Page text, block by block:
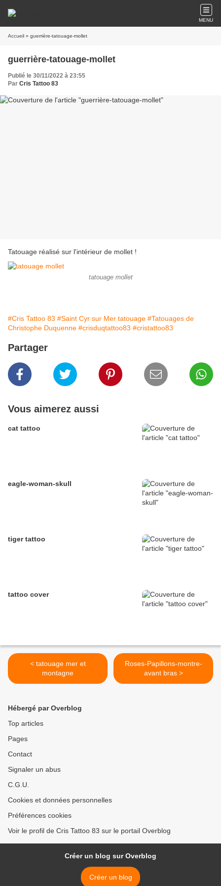
MENU
Accueil » guerrière-tatouage-mollet
guerrière-tatouage-mollet
Publié le 30/11/2022 à 23:55
Par Cris Tattoo 83
Tatouage réalisé sur l'intérieur de mollet !
tatouage mollet
#Cris Tattoo 83 #Saint Cyr sur Mer tatouage #Tatouages de
Christophe Duquenne #crisduqtattoo83 #cristattoo83
Partager
Vous aimerez aussi
cat tattoo
eagle-woman-skull
tiger tattoo
tattoo cover
< tatouage mer et
montagne
Roses-Papillons-montre-
avant bras >
Hébergé par Overblog
Top articles
Pages
Contact
Signaler un abus
C.G.U.
Cookies et données personnelles
Préférences cookies
Voir le profil de Cris Tattoo 83 sur le portail Overblog
Créer un blog sur Overblog
Créer un blog